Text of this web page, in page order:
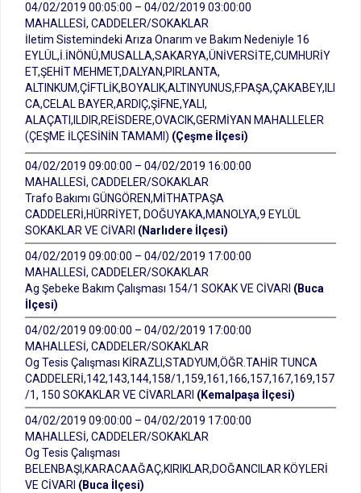
04/02/2019 00:05:00 – 04/02/2019 03:00:00
MAHALLESİ, CADDELER/SOKAKLAR
İletim Sistemindeki Arıza Onarım ve Bakım Nedeniyle 16
EYLÜL,İ.İNÖNÜ,MUSALLA,SAKARYA,ÜNİVERSİTE,CUMHURİY
ET,ŞEHİT MEHMET,DALYAN,PIRLANTA,
ALTINKUM,ÇİFTLİK,BOYALIK,ALTINYUNUS,F.PAŞA,ÇAKABEY,ILI
CA,CELAL BAYER,ARDIÇ,ŞİFNE,YALI,
ALAÇATI,ILDIR,REİSDERE,OVACIK,GERMİYAN MAHALLELER
(ÇEŞME İLÇESİNİN TAMAMI) (Çeşme İlçesi)
04/02/2019 09:00:00 – 04/02/2019 16:00:00
MAHALLESİ, CADDELER/SOKAKLAR
Trafo Bakımı GÜNGÖREN,MİTHATPAŞA
CADDELERİ,HÜRRİYET, DOĞUYAKA,MANOLYA,9 EYLÜL
SOKAKLAR VE CİVARI (Narlıdere İlçesi)
04/02/2019 09:00:00 – 04/02/2019 17:00:00
MAHALLESİ, CADDELER/SOKAKLAR
Ag Şebeke Bakım Çalışması 154/1 SOKAK VE CİVARI (Buca
İlçesi)
04/02/2019 09:00:00 – 04/02/2019 17:00:00
MAHALLESİ, CADDELER/SOKAKLAR
Og Tesis Çalışması KİRAZLI,STADYUM,ÖĞR.TAHİR TUNCA
CADDELERİ,142,143,144,158/1,159,161,166,157,167,169,157
/1, 150 SOKAKLAR VE CİVARLARI (Kemalpaşa İlçesi)
04/02/2019 09:00:00 – 04/02/2019 17:00:00
MAHALLESİ, CADDELER/SOKAKLAR
Og Tesis Çalışması
BELENBAŞI,KARACAAĞAÇ,KIRIKLAR,DOĞANCILAR KÖYLERİ
VE CİVARI (Buca İlçesi)